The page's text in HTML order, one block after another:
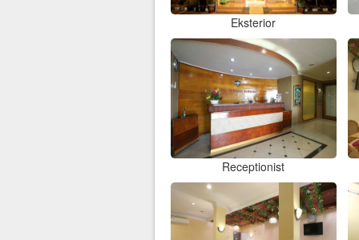
Eksterior
Receptionist